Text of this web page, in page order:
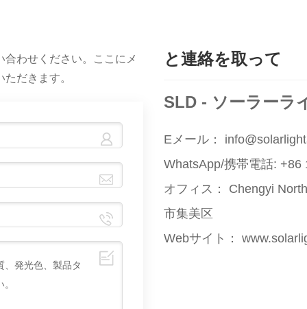
わせください。ここにメ
だきます。
と連絡を取って
SLD - ソーラーラ
Eメール：
WhatsApp/携帯電話: +86
オフィス： Chengyi
市集美区
Webサイト：